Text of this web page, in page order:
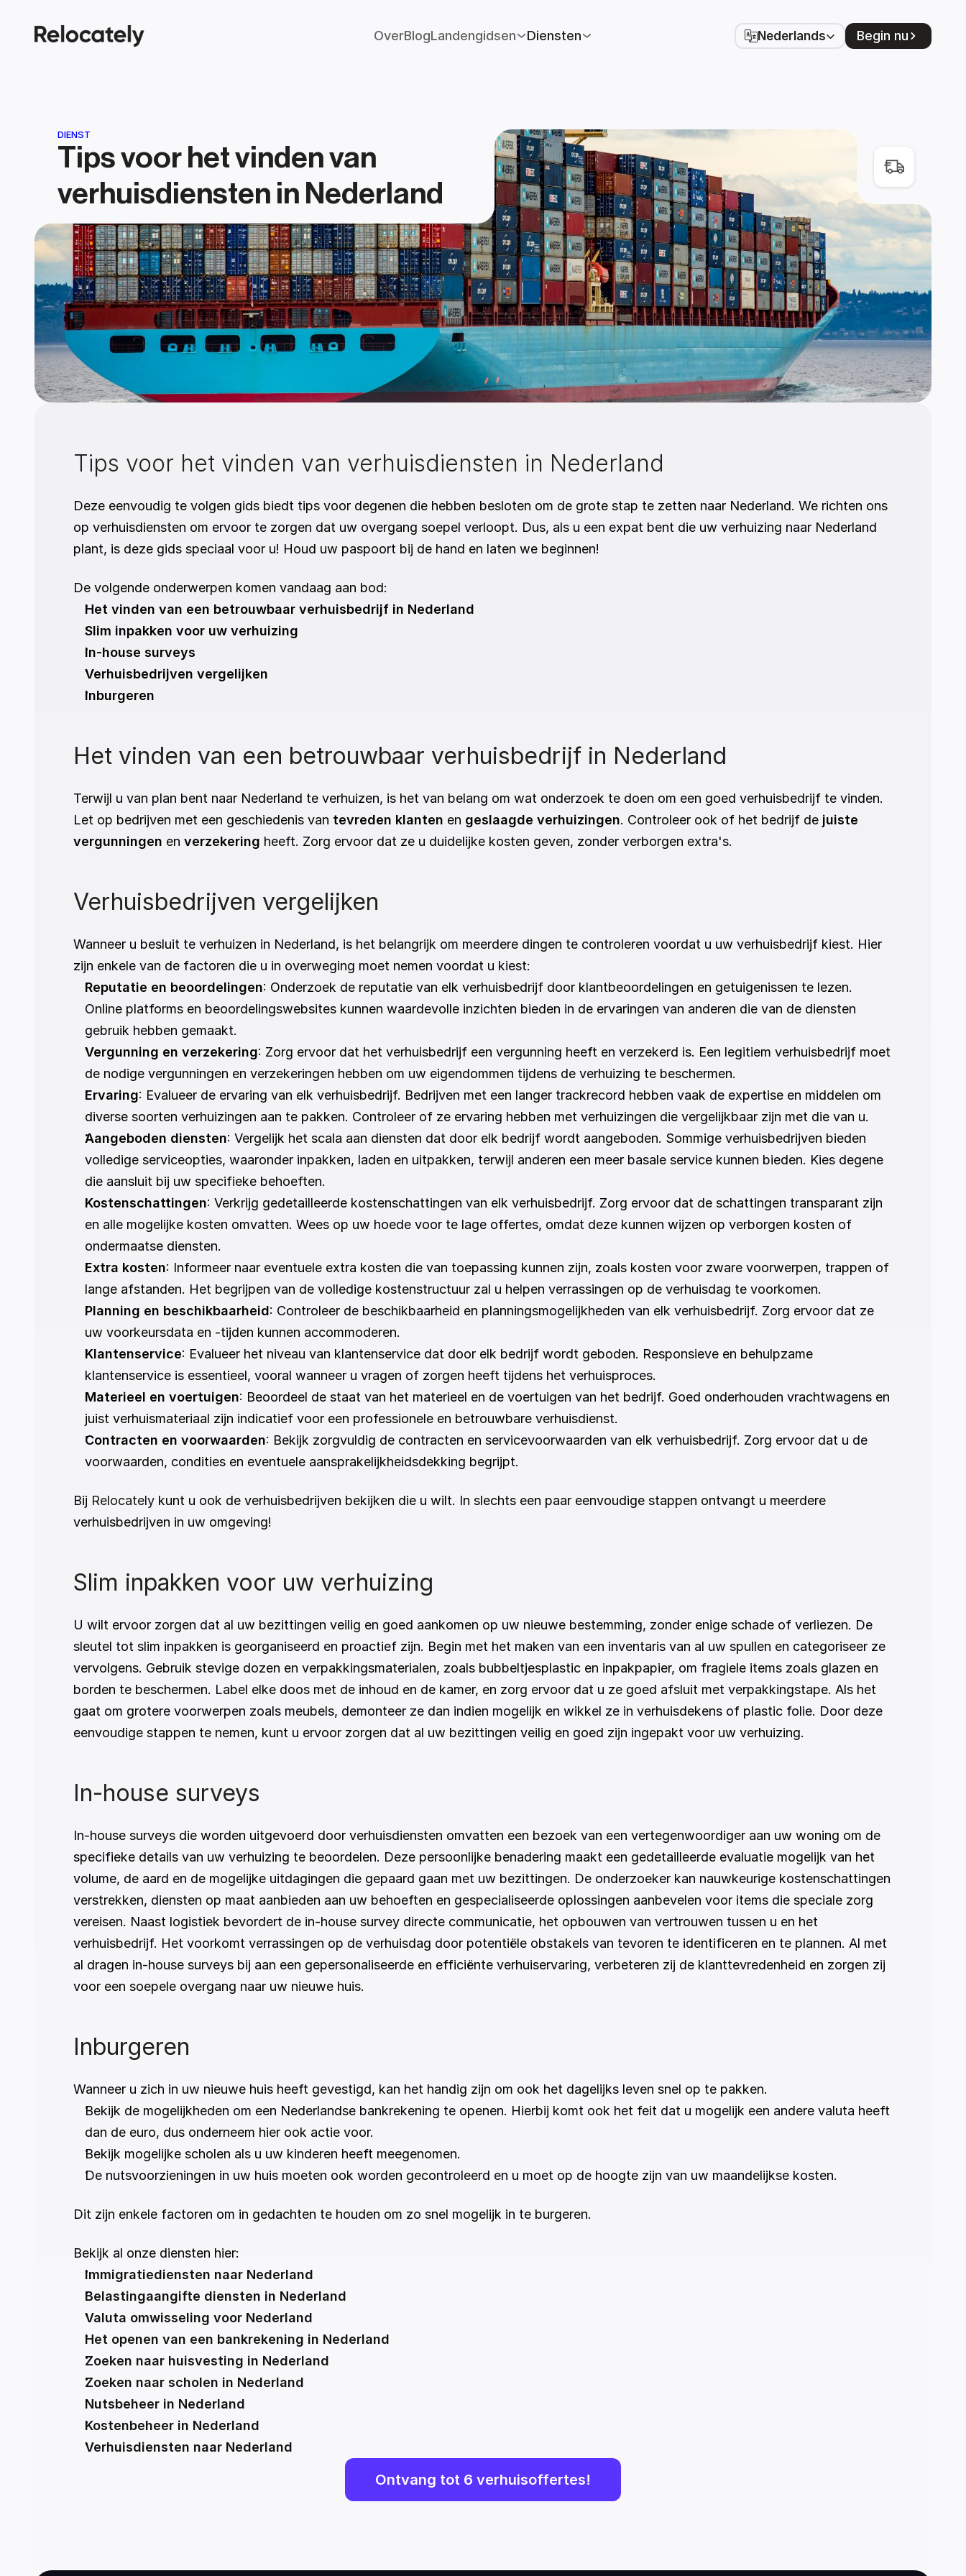
OverBlogLandengidsen Diensten
Select Language
Nederlands Begin nu
DIENST
Tips voor het vinden van
verhuisdiensten in Nederland
Tips voor het vinden van verhuisdiensten in Nederland
Deze eenvoudig te volgen gids biedt tips voor degenen die hebben besloten om de grote stap te zetten naar Nederland. We richten ons
op verhuisdiensten om ervoor te zorgen dat uw overgang soepel verloopt. Dus, als u een expat bent die uw verhuizing naar Nederland
plant, is deze gids speciaal voor u! Houd uw paspoort bij de hand en laten we beginnen!
De volgende onderwerpen komen vandaag aan bod:
Het vinden van een betrouwbaar verhuisbedrijf in Nederland
Slim inpakken voor uw verhuizing
In-house surveys
Verhuisbedrijven vergelijken
Inburgeren
Het vinden van een betrouwbaar verhuisbedrijf in Nederland
Terwijl u van plan bent naar Nederland te verhuizen, is het van belang om wat onderzoek te doen om een goed verhuisbedrijf te vinden.
Let op bedrijven met een geschiedenis van tevreden klanten en geslaagde verhuizingen. Controleer ook of het bedrijf de juiste
vergunningen en verzekering heeft. Zorg ervoor dat ze u duidelijke kosten geven, zonder verborgen extra's.
Verhuisbedrijven vergelijken
Wanneer u besluit te verhuizen in Nederland, is het belangrijk om meerdere dingen te controleren voordat u uw verhuisbedrijf kiest. Hier
zijn enkele van de factoren die u in overweging moet nemen voordat u kiest:
Reputatie en beoordelingen: Onderzoek de reputatie van elk verhuisbedrijf door klantbeoordelingen en getuigenissen te lezen.
Online platforms en beoordelingswebsites kunnen waardevolle inzichten bieden in de ervaringen van anderen die van de diensten
gebruik hebben gemaakt.
Vergunning en verzekering: Zorg ervoor dat het verhuisbedrijf een vergunning heeft en verzekerd is. Een legitiem verhuisbedrijf moet
de nodige vergunningen en verzekeringen hebben om uw eigendommen tijdens de verhuizing te beschermen.
Ervaring: Evalueer de ervaring van elk verhuisbedrijf. Bedrijven met een langer trackrecord hebben vaak de expertise en middelen om
diverse soorten verhuizingen aan te pakken. Controleer of ze ervaring hebben met verhuizingen die vergelijkbaar zijn met die van u.
Aangeboden diensten: Vergelijk het scala aan diensten dat door elk bedrijf wordt aangeboden. Sommige verhuisbedrijven bieden
volledige serviceopties, waaronder inpakken, laden en uitpakken, terwijl anderen een meer basale service kunnen bieden. Kies degene
die aansluit bij uw specifieke behoeften.
Kostenschattingen: Verkrijg gedetailleerde kostenschattingen van elk verhuisbedrijf. Zorg ervoor dat de schattingen transparant zijn
en alle mogelijke kosten omvatten. Wees op uw hoede voor te lage offertes, omdat deze kunnen wijzen op verborgen kosten of
ondermaatse diensten.
Extra kosten: Informeer naar eventuele extra kosten die van toepassing kunnen zijn, zoals kosten voor zware voorwerpen, trappen of
lange afstanden. Het begrijpen van de volledige kostenstructuur zal u helpen verrassingen op de verhuisdag te voorkomen.
Planning en beschikbaarheid: Controleer de beschikbaarheid en planningsmogelijkheden van elk verhuisbedrijf. Zorg ervoor dat ze
uw voorkeursdata en -tijden kunnen accommoderen.
Klantenservice: Evalueer het niveau van klantenservice dat door elk bedrijf wordt geboden. Responsieve en behulpzame
klantenservice is essentieel, vooral wanneer u vragen of zorgen heeft tijdens het verhuisproces.
Materieel en voertuigen: Beoordeel de staat van het materieel en de voertuigen van het bedrijf. Goed onderhouden vrachtwagens en
juist verhuismateriaal zijn indicatief voor een professionele en betrouwbare verhuisdienst.
Contracten en voorwaarden: Bekijk zorgvuldig de contracten en servicevoorwaarden van elk verhuisbedrijf. Zorg ervoor dat u de
voorwaarden, condities en eventuele aansprakelijkheidsdekking begrijpt.
Bij Relocately kunt u ook de verhuisbedrijven bekijken die u wilt. In slechts een paar eenvoudige stappen ontvangt u meerdere
verhuisbedrijven in uw omgeving!
Slim inpakken voor uw verhuizing
U wilt ervoor zorgen dat al uw bezittingen veilig en goed aankomen op uw nieuwe bestemming, zonder enige schade of verliezen. De
sleutel tot slim inpakken is georganiseerd en proactief zijn. Begin met het maken van een inventaris van al uw spullen en categoriseer ze
vervolgens. Gebruik stevige dozen en verpakkingsmaterialen, zoals bubbeltjesplastic en inpakpapier, om fragiele items zoals glazen en
borden te beschermen. Label elke doos met de inhoud en de kamer, en zorg ervoor dat u ze goed afsluit met verpakkingstape. Als het
gaat om grotere voorwerpen zoals meubels, demonteer ze dan indien mogelijk en wikkel ze in verhuisdekens of plastic folie. Door deze
eenvoudige stappen te nemen, kunt u ervoor zorgen dat al uw bezittingen veilig en goed zijn ingepakt voor uw verhuizing.
In-house surveys
In-house surveys die worden uitgevoerd door verhuisdiensten omvatten een bezoek van een vertegenwoordiger aan uw woning om de
specifieke details van uw verhuizing te beoordelen. Deze persoonlijke benadering maakt een gedetailleerde evaluatie mogelijk van het
volume, de aard en de mogelijke uitdagingen die gepaard gaan met uw bezittingen. De onderzoeker kan nauwkeurige kostenschattingen
verstrekken, diensten op maat aanbieden aan uw behoeften en gespecialiseerde oplossingen aanbevelen voor items die speciale zorg
vereisen. Naast logistiek bevordert de in-house survey directe communicatie, het opbouwen van vertrouwen tussen u en het
verhuisbedrijf. Het voorkomt verrassingen op de verhuisdag door potentiële obstakels van tevoren te identificeren en te plannen. Al met
al dragen in-house surveys bij aan een gepersonaliseerde en efficiënte verhuiservaring, verbeteren zij de klanttevredenheid en zorgen zij
voor een soepele overgang naar uw nieuwe huis.
Inburgeren
Wanneer u zich in uw nieuwe huis heeft gevestigd, kan het handig zijn om ook het dagelijks leven snel op te pakken.
Bekijk de mogelijkheden om een Nederlandse bankrekening te openen. Hierbij komt ook het feit dat u mogelijk een andere valuta heeft
dan de euro, dus onderneem hier ook actie voor.
Bekijk mogelijke scholen als u uw kinderen heeft meegenomen.
De nutsvoorzieningen in uw huis moeten ook worden gecontroleerd en u moet op de hoogte zijn van uw maandelijkse kosten.
Dit zijn enkele factoren om in gedachten te houden om zo snel mogelijk in te burgeren.
Bekijk al onze diensten hier:
Immigratiediensten naar Nederland
Belastingaangifte diensten in Nederland
Valuta omwisseling voor Nederland
Het openen van een bankrekening in Nederland
Zoeken naar huisvesting in Nederland
Zoeken naar scholen in Nederland
Nutsbeheer in Nederland
Kostenbeheer in Nederland
Verhuisdiensten naar Nederland
Ontvang tot 6 verhuisoffertes!